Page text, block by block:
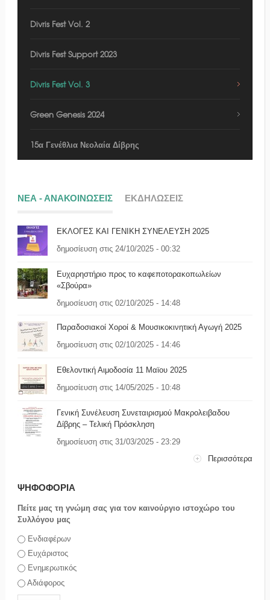
Divris Fest Vol. 2
Divris Fest Support 2023
Divris Fest Vol. 3
Green Genesis 2024
15α Γενέθλια Νεολαία Δίβρης
ΝΕΑ - ΑΝΑΚΟΙΝΩΣΕΙΣ ΕΚΔΗΛΩΣΕΙΣ
ΕΚΛΟΓΕΣ ΚΑΙ ΓΕΝΙΚΗ ΣΥΝΕΛΕΥΣΗ 2025
δημοσίευση στις 24/10/2025 - 00:32
Ευχαρηστήριο προς το καφεποτορακοπωλείων
«Σβούρα»
δημοσίευση στις 02/10/2025 - 14:48
Παραδοσιακοί Χοροί & Μουσικοκινητική Αγωγή 2025
δημοσίευση στις 02/10/2025 - 14:46
Εθελοντική Αιμοδοσία 11 Μαϊου 2025
δημοσίευση στις 14/05/2025 - 10:48
Γενική Συνέλευση Συνεταιρισμού Μακρολειβαδου
Δίβρης – Τελική Πρόσκληση
δημοσίευση στις 31/03/2025 - 23:29
Περισσότερα
ΨΗΦΟΦΟΡΙΑ
Πείτε μας τη γνώμη σας για τον καινούργιο ιστοχώρο του
Συλλόγου μας
Επιλογές
Ενδιαφέρων
Ευχάριστος
Ενημερωτικός
Αδιάφορος